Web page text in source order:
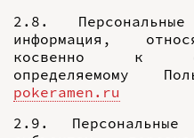
2.8.
информация,
косвенно к
определяемому
pokeramen.ru
2.9. Персональные